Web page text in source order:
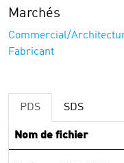
Marchés
Commercial/
Fabricant
PDS SDS
Nom de fichier